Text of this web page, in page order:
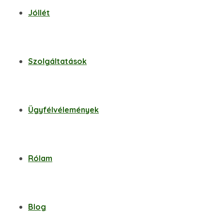
Jóllét
Szolgáltatások
Ügyfélvélemények
Rólam
Blog